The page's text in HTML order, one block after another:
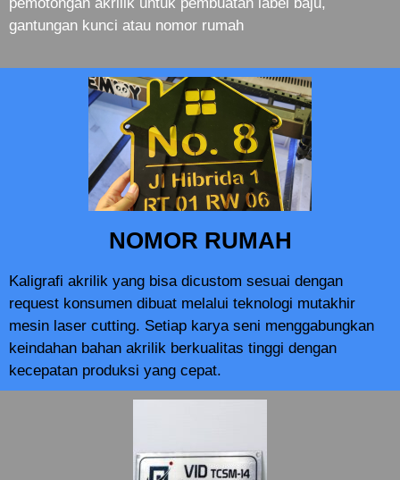
gantungan kunci atau nomor rumah
NOMOR RUMAH
Kaligrafi akrilik yang bisa dicustom sesuai dengan
request konsumen dibuat melalui teknologi mutakhir
mesin laser cutting. Setiap karya seni menggabungkan
keindahan bahan akrilik berkualitas tinggi dengan
kecepatan produksi yang cepat.